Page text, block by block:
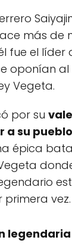
más de
fue el líder
oponían
Vegeta.
por su
a su pueblo
épica
primera vez.
legendaria